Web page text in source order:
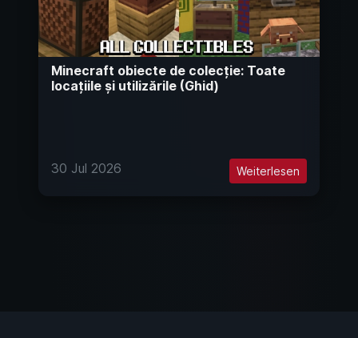
Minecraft obiecte de colecție: Toate
locațiile și utilizările (Ghid)
30 Jul 2026 Weiterlesen